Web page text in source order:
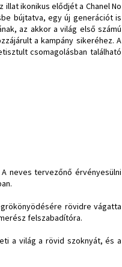
illat ikonikus elődjét a Chanel No
bújtatva, egy új generációt is
az akkor a világ első számú
a kampány sikeréhez. A
csomagolásban található
neves tervezőnő érvényesülni
rövidre vágatta
felszabadítóra.
a világ a rövid szoknyát, és a